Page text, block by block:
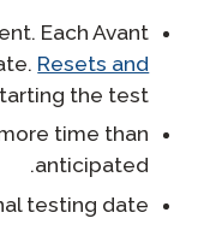
Each Avant
Resets and
the test.
time than
anticipated.
testing date.